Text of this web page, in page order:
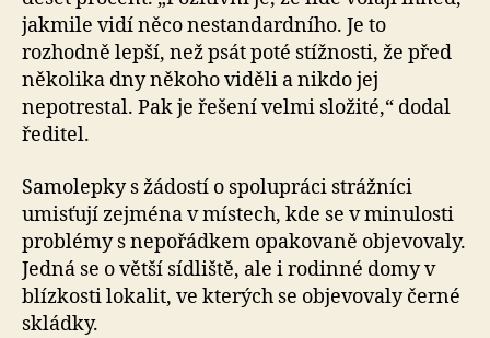
jakmile vidí něco nestandardního. Je to
rozhodně lepší, než psát poté stížnosti, že před
několika dny někoho viděli a nikdo jej
nepotrestal. Pak je řešení velmi složité,“ dodal
ředitel.
Samolepky s žádostí o spolupráci strážníci
umisťují zejména v místech, kde se v minulosti
problémy s nepořádkem opakovaně objevovaly.
Jedná se o větší sídliště, ale i rodinné domy v
blízkosti lokalit, ve kterých se objevovaly černé
skládky.